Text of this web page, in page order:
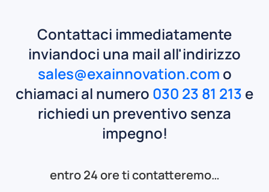
Contattaci immediatamente
inviandoci una mail all'indirizzo
sales@exainnovation.com o
chiamaci al numero 030 23 81 213 e
richiedi un preventivo senza
impegno!
entro 24 ore ti contatteremo…